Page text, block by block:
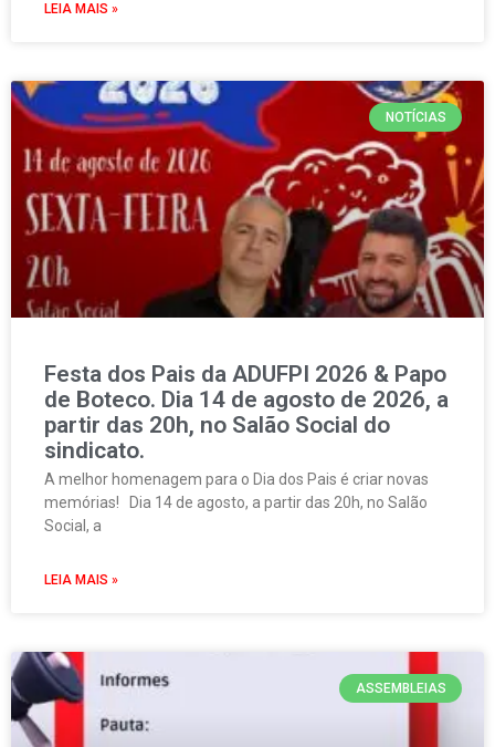
LEIA MAIS »
NOTÍCIAS
Festa dos Pais da ADUFPI 2026 & Papo
de Boteco. Dia 14 de agosto de 2026, a
partir das 20h, no Salão Social do
sindicato.
A melhor homenagem para o Dia dos Pais é criar novas
memórias! Dia 14 de agosto, a partir das 20h, no Salão
Social, a
LEIA MAIS »
ASSEMBLEIAS